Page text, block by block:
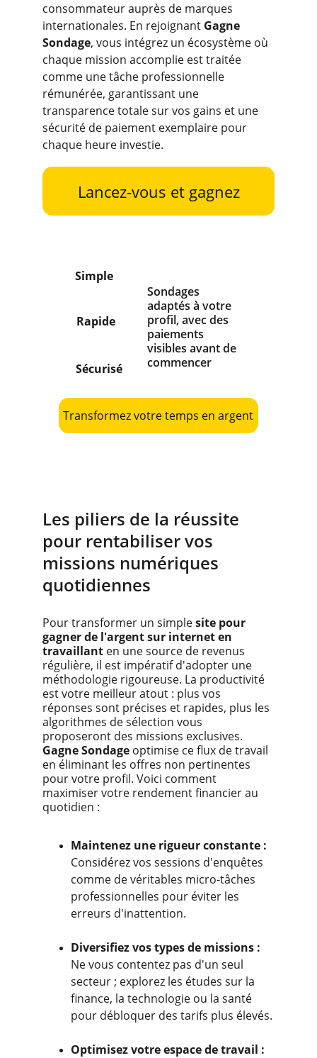
consommateur auprès de marques
internationales. En rejoignant Gagne
Sondage, vous intégrez un écosystème où
chaque mission accomplie est traitée
comme une tâche professionnelle
rémunérée, garantissant une
transparence totale sur vos gains et une
sécurité de paiement exemplaire pour
chaque heure investie.
Lancez-vous et gagnez
Simple
Sécurisé
Rapide
Sondages
adaptés à votre
profil, avec des
paiements
visibles avant de
commencer
Transformez votre temps en argent
Les piliers de la réussite
pour rentabiliser vos
missions numériques
quotidiennes
Pour transformer un simple site pour
gagner de l'argent sur internet en
travaillant en une source de revenus
régulière, il est impératif d'adopter une
méthodologie rigoureuse. La productivité
est votre meilleur atout : plus vos
réponses sont précises et rapides, plus les
algorithmes de sélection vous
proposeront des missions exclusives.
Gagne Sondage optimise ce flux de travail
en éliminant les offres non pertinentes
pour votre profil. Voici comment
maximiser votre rendement financier au
quotidien :
Maintenez une rigueur constante :
Considérez vos sessions d'enquêtes
comme de véritables micro-tâches
professionnelles pour éviter les
erreurs d'inattention.
Diversifiez vos types de missions :
Ne vous contentez pas d'un seul
secteur ; explorez les études sur la
finance, la technologie ou la santé
pour débloquer des tarifs plus élevés.
Optimisez votre espace de travail :